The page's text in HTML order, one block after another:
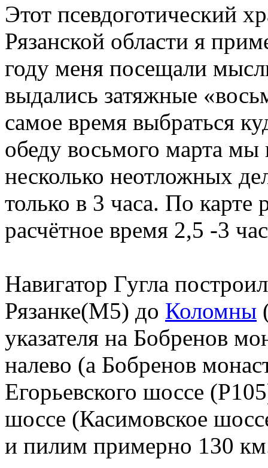
Этот псевдоготический
Рязанской области я
году меня посещали
выдались затяжные
самое время выбраться
обеду восьмого марта мы
несколько неотложных
только в 3 часа. По
расчётное время 2,5 -3
Навигатор Гугла
Рязанке(М5) до Коломны
указателя на Бобренов
налево (а Бобренов
Егорьевского шоссе
шоссе (Касимовское
и пилим примерно 130